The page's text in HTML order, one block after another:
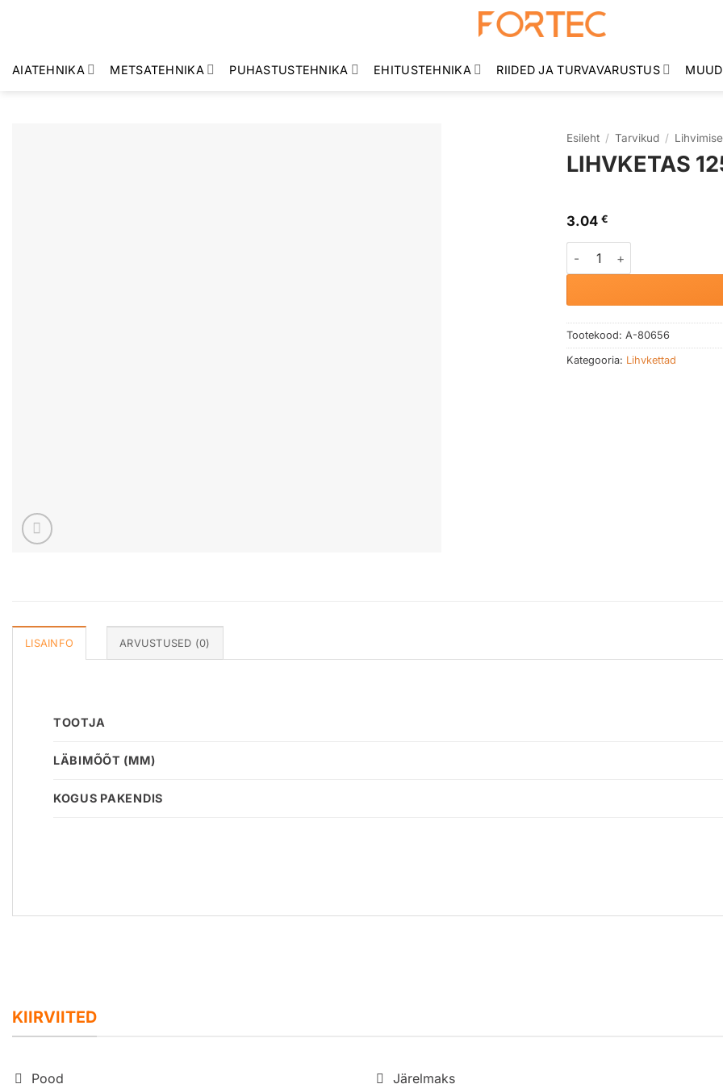
AIATEHNIKA METSATEHNIKA PUHASTUSTEHNIKA EHITUSTEHNIKA RIIDED JA TURVAVARUSTUS
Esileht / Tarvikud /
LIHVKETAS
3.04 €
LIHVKETAS 125x6 RST
Tootekood: A-80656
Kategooria: Lihvkettad
LISAINFO ARVUSTUSED (0)
TOOTJA
LÄBIMÕÕT (MM)
KOGUS PAKENDIS
KIIRVIITED
Pood Järelmaks